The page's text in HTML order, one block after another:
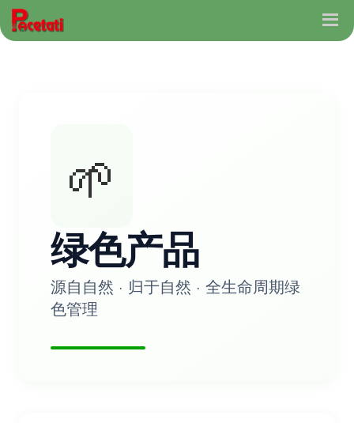
🌱
绿色产品
源自自然 · 归于自然 · 全生命周期绿
色管理